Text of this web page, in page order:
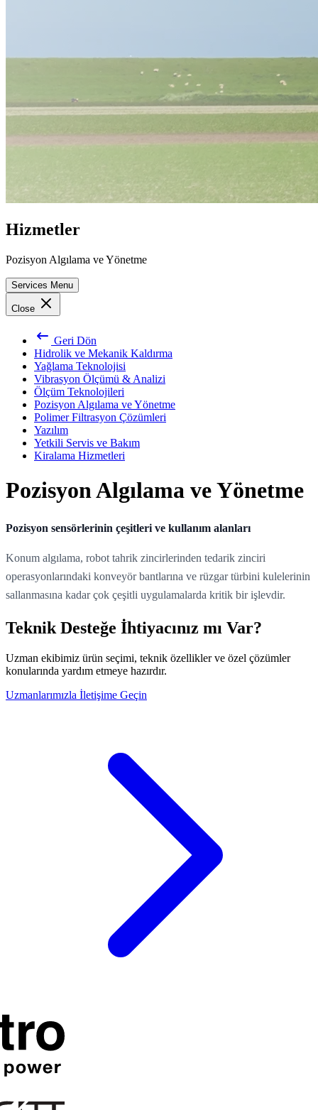
Hizmetler
Pozisyon Algılama ve Yönetme
Services Menu
Close
Geri Dön
Hidrolik ve Mekanik Kaldırma
Yağlama Teknolojisi
Vibrasyon Ölçümü & Analizi
Ölçüm Teknolojileri
Pozisyon Algılama ve Yönetme
Polimer Filtrasyon Çözümleri
Yazılım
Yetkili Servis ve Bakım
Kiralama Hizmetleri
Pozisyon Algılama ve Yönetme
Pozisyon sensörlerinin çeşitleri ve kullanım alanları
Konum algılama, robot tahrik zincirlerinden tedarik zinciri
operasyonlarındaki konveyör bantlarına ve rüzgar türbini kulelerinin
sallanmasına kadar çok çeşitli uygulamalarda kritik bir işlevdir.
Teknik Desteğe İhtiyacınız mı Var?
Uzman ekibimiz ürün seçimi, teknik özellikler ve özel çözümler
konularında yardım etmeye hazırdır.
Uzmanlarımızla İletişime Geçin